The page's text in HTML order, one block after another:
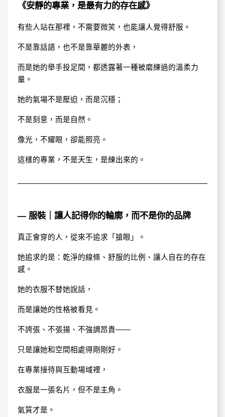
《安靜的專業，是最有力的存在感》
有些人站在那裡，不需要微笑，也能讓人覺得舒服。
不是靠話語，也不是靠華麗的外表，
而是她的舉手投足間，都透露著一種被磨練過的溫柔力
量。
她的氣場不是壓迫，而是沉穩；
不是刻意，而是自然。
像光，不耀眼，卻能照亮。
這樣的專業，不是天生，是練出來的。
— 服裝｜讓人記得你的輪廓，而不是你的品牌
真正會穿的人，從來不追求「搶眼」。
她追求的是：乾淨的線條、舒服的比例、讓人自在的存在
感。
她的衣服不替她說話，
而是讓她的性格被看見。
不誇張、不張揚、不強調昂貴——
只是讓她和空間相處得剛剛好。
在專業接待與互動場域裡，
衣服是一張名片，但不是主角。
氣質才是。